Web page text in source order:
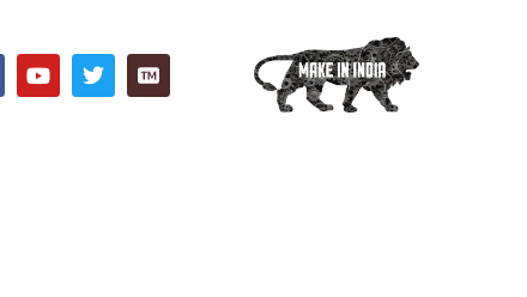
Y
o
u
T
w
i